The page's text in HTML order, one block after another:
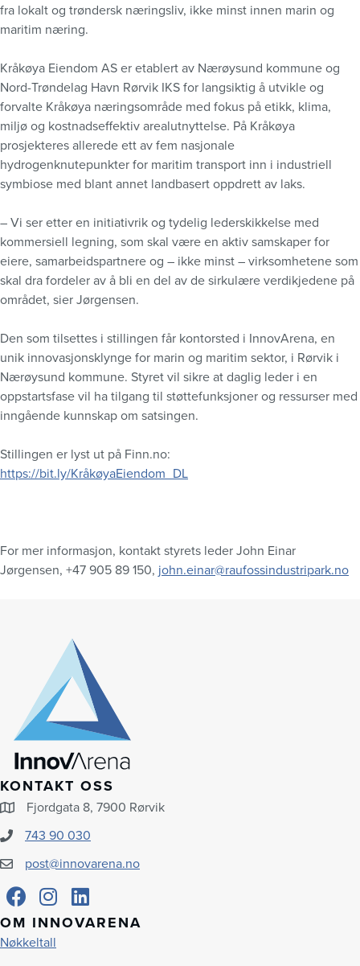
fra lokalt og trøndersk næringsliv, ikke minst innen marin og
maritim næring.
Kråkøya Eiendom AS er etablert av Nærøysund kommune og
Nord-Trøndelag Havn Rørvik IKS for langsiktig å utvikle og
forvalte Kråkøya næringsområde med fokus på etikk, klima,
miljø og kostnadseffektiv arealutnyttelse. På Kråkøya
prosjekteres allerede ett av fem nasjonale
hydrogenknutepunkter for maritim transport inn i industriell
symbiose med blant annet landbasert oppdrett av laks.
– Vi ser etter en initiativrik og tydelig lederskikkelse med
kommersiell legning, som skal være en aktiv samskaper for
eiere, samarbeidspartnere og – ikke minst – virksomhetene som
skal dra fordeler av å bli en del av de sirkulære verdikjedene på
området, sier Jørgensen.
Den som tilsettes i stillingen får kontorsted i InnovArena, en
unik innovasjonsklynge for marin og maritim sektor, i Rørvik i
Nærøysund kommune. Styret vil sikre at daglig leder i en
oppstartsfase vil ha tilgang til støttefunksjoner og ressurser med
inngående kunnskap om satsingen.
Stillingen er lyst ut på Finn.no:
https://bit.ly/KråkøyaEiendom_DL
For mer informasjon, kontakt styrets leder John Einar
Jørgensen, +47 905 89 150, john.einar@raufossindustripark.no
KONTAKT OSS
Fjordgata 8, 7900 Rørvik
743 90 030
post@innovarena.no
OM INNOVARENA
Nøkkeltall